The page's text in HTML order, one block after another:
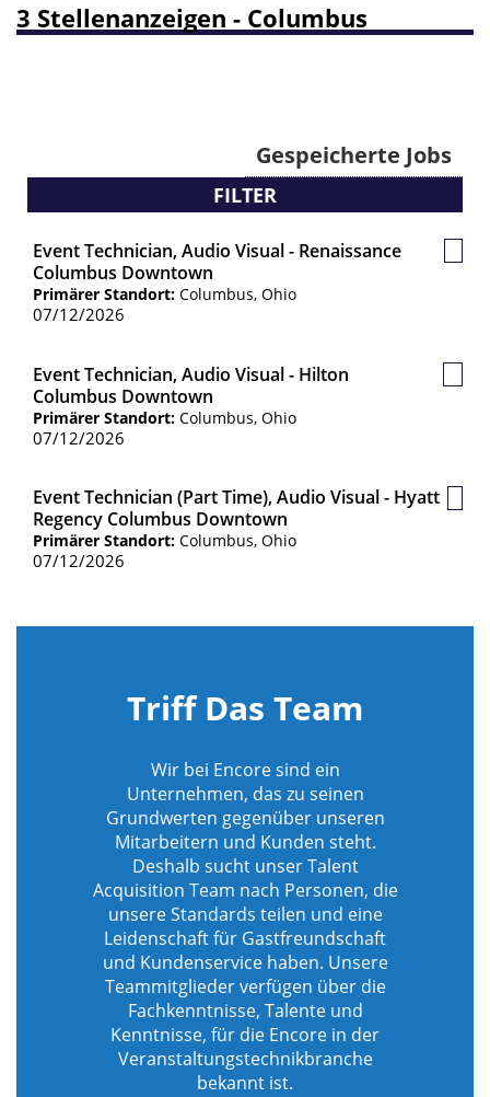
3 Stellenanzeigen - Columbus
Gespeicherte Jobs
FILTER
Event Technician, Audio Visual - Renaissance
Columbus Downtown
Primärer Standort: Columbus, Ohio
07/12/2026
Event Technician, Audio Visual - Hilton
Columbus Downtown
Primärer Standort: Columbus, Ohio
07/12/2026
Event Technician (Part Time), Audio Visual - Hyatt
Regency Columbus Downtown
Primärer Standort: Columbus, Ohio
07/12/2026
Triff Das Team
Wir bei Encore sind ein
Unternehmen, das zu seinen
Grundwerten gegenüber unseren
Mitarbeitern und Kunden steht.
Deshalb sucht unser Talent
Acquisition Team nach Personen, die
unsere Standards teilen und eine
Leidenschaft für Gastfreundschaft
und Kundenservice haben. Unsere
Teammitglieder verfügen über die
Fachkenntnisse, Talente und
Kenntnisse, für die Encore in der
Veranstaltungstechnikbranche
bekannt ist.